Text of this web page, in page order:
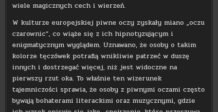
wiele magicznych cech i wierzeń.
W kulturze europejskiej piwne oczy zyskały miano „oczu
czarownic”, co wiąże się z ich hipnotyzującym i
enigmatycznym wyglądem. Uznawano, że osoby o takim
kolorze tęczówek potrafią wnikliwie patrzeć w duszę
innych i dostrzegać więcej, niż jest widoczne na
pierwszy rzut oka. To właśnie ten wizerunek
tajemniczości sprawia, że osoby z piwnymi oczami często
bywają bohaterami literackimi oraz muzycznymi, gdzie